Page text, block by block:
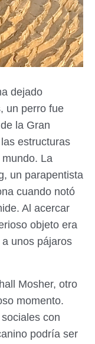
dejado
un perro fue
la Gran
estructuras
La
un parapentista
cuando notó
Al acercar
objeto era
unos pájaros
Mosher, otro
momento.
con
podría ser